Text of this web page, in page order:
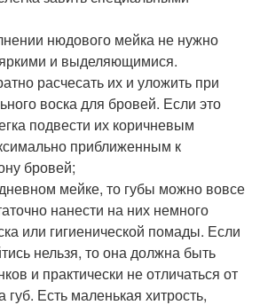
нюдового мейка не нужно
и выделяющимися.
расчесать их и уложить при
воска для бровей. Если это
подвести их коричневым
приближенным к
бровей;
мейке, то губы можно вовсе
нанести на них немного
или гигиенической помады. Если
нельзя, то она должна быть
и практически не отличаться от
губ. Есть маленькая хитрость,